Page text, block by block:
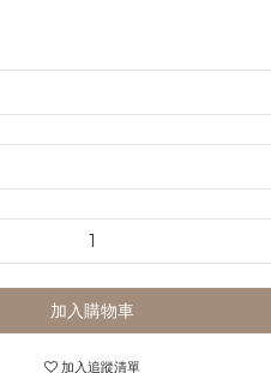
加入購物車
加入追蹤清單